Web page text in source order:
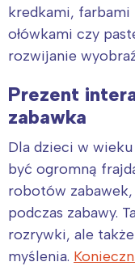
kredkami,
ołówkami czy
rozwijanie
Prezent
zabawka
Dla dzieci w
być ogromną
robotów
podczas zabawy.
rozrywki, ale
myślenia.